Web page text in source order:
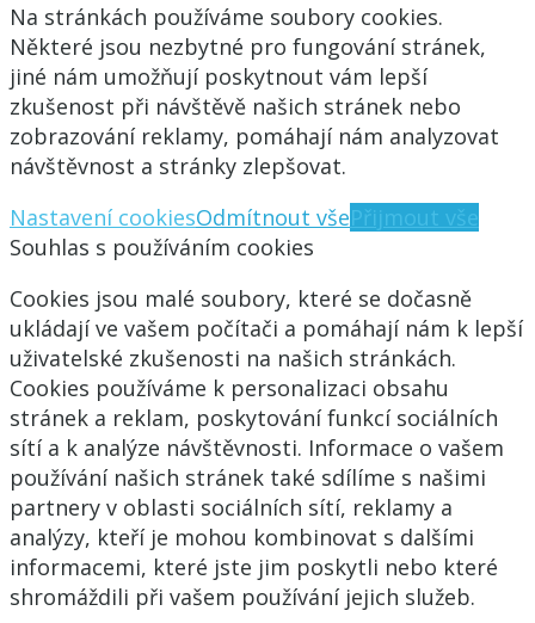
Na stránkách používáme soubory cookies.
Některé jsou nezbytné pro fungování stránek,
jiné nám umožňují poskytnout vám lepší
zkušenost při návštěvě našich stránek nebo
zobrazování reklamy, pomáhají nám analyzovat
návštěvnost a stránky zlepšovat.
Nastavení cookiesOdmítnout všePřijmout vše
Souhlas s používáním cookies
Cookies jsou malé soubory, které se dočasně
ukládají ve vašem počítači a pomáhají nám k lepší
uživatelské zkušenosti na našich stránkách.
Cookies používáme k personalizaci obsahu
stránek a reklam, poskytování funkcí sociálních
sítí a k analýze návštěvnosti. Informace o vašem
používání našich stránek také sdílíme s našimi
partnery v oblasti sociálních sítí, reklamy a
analýzy, kteří je mohou kombinovat s dalšími
informacemi, které jste jim poskytli nebo které
shromáždili při vašem používání jejich služeb.